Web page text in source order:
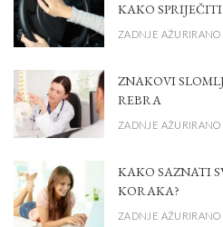
KAKO
ZADNJE AŽURIRANO
ZNAKOVI
REBRA
ZADNJE AŽURIRANO
KAKO SAZNATI
KORAKA?
ZADNJE AŽURIRANO